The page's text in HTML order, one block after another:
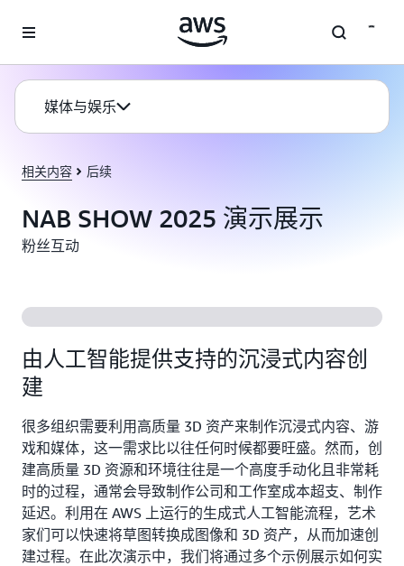
媒体与娱乐
相关内容 后续
NAB SHOW 2025 演示展示
粉丝互动
由人工智能提供支持的沉浸式内容创
建
很多组织需要利用高质量 3D 资产来制作沉浸式内容、游
戏和媒体，这一需求比以往任何时候都要旺盛。然而，创
建高质量 3D 资源和环境往往是一个高度手动化且非常耗
时的过程，通常会导致制作公司和工作室成本超支、制作
延迟。利用在 AWS 上运行的生成式人工智能流程，艺术
家们可以快速将草图转换成图像和 3D 资产，从而加速创
建过程。在此次演示中，我们将通过多个示例展示如何实